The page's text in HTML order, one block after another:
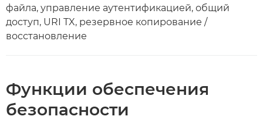
файла, управление аутентификацией, общий
доступ, URI TX, резервное копирование /
восстановление
Функции обеспечения
безопасности